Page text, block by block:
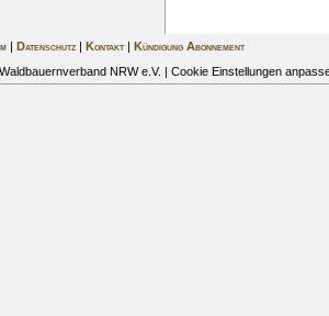
| Datenschutz| Kontakt|
Kündigung Abonnement
NRW e.V. | Cookie Einstellungen